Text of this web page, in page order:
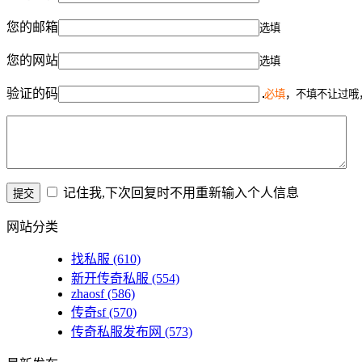
您的邮箱 选填
您的网站 选填
验证的码 必填，不填不让过
记住我,下次回复时不用重新输入个人信息
网站分类
找私服 (610)
新开传奇私服 (554)
zhaosf(586)
传奇sf(570)
传奇私服发布网 (573)